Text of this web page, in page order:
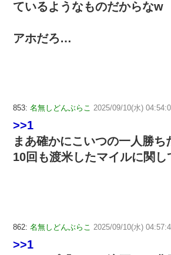
ているようなものだからなw
アホだろ…
853: 名無しどんぶらこ 2025/09/10(水)
>>1
まあ確かにこいつの一人勝ち
10回も渡米したマイルに関し
862: 名無しどんぶらこ 2025/09/10(水)
>>1